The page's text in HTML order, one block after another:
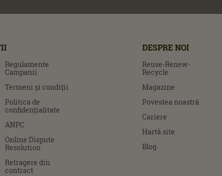
Regulamente
Campanii
Termeni şi condiţii
Politica de
confidențialitate
ANPC
Online Dispute
Resolution
Retragere din
contract
DESPRE NOI
Reuse-Renew-
Recycle
Magazine
Povestea noastră
Cariere
Hartă site
Blog